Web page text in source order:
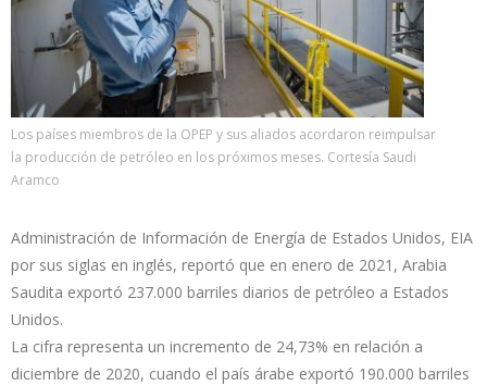
Los países miembros de la OPEP y sus aliados acordaron reimpulsar
la producción de petróleo en los próximos meses. Cortesía Saudi
Aramco
Administración de Información de Energía de Estados Unidos, EIA
por sus siglas en inglés, reportó que en enero de 2021, Arabia
Saudita exportó 237.000 barriles diarios de petróleo a Estados
Unidos.
La cifra representa un incremento de 24,73% en relación a
diciembre de 2020, cuando el país árabe exportó 190.000 barriles